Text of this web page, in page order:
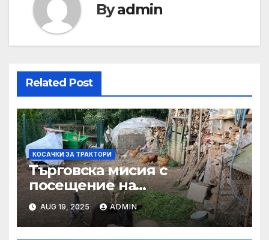
Byadmin
Related Post
КОСАЧКИ ЗА ТРАКТОРИ
Търговска мисия с
посещение на
Mеждународния търговски
панаир CosmeticBusiness
2025
AUG 19, 2025 ADMIN